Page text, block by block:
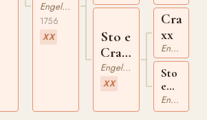
Engelskt Fullblod
1756
XX
Sto e
Crab
xx
Engelskt Fullblod
XX
Crab
xx
Engelskt Fullblod
Sto
e
Dyers
Dimple
Engelskt Fullblod